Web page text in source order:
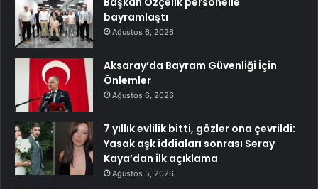
bayramlaştı
Ağustos 6, 2026
Aksaray’da Bayram Güvenliği İçin
Önlemler
Ağustos 6, 2026
7 yıllık evlilik bitti, gözler ona çevrildi:
Yasak aşk iddiaları sonrası Seray
Kaya’dan ilk açıklama
Ağustos 5, 2026